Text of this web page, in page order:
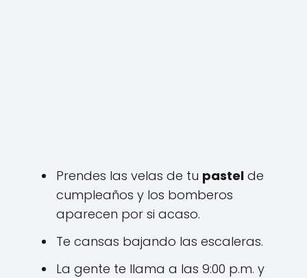
Prendes las velas de tu pastel de
cumpleaños y los bomberos
aparecen por si acaso.
Te cansas bajando las escaleras.
La gente te llama a las 9:00 p.m. y